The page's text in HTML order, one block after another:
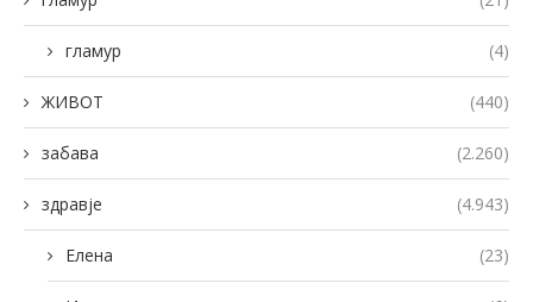
гламур (4)
ЖИВОТ (440)
забава (2.260)
здравје (4.943)
Елена (23)